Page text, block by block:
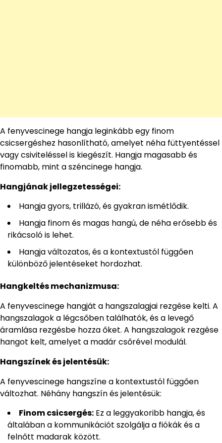
A fenyvescinege hangja leginkább egy finom
csicsergéshez hasonlítható, amelyet néha füttyentéssel
vagy csiviteléssel is kiegészít. Hangja magasabb és
finomabb, mint a széncinege hangja.
Hangjának jellegzetességei:
Hangja gyors, trillázó, és gyakran ismétlődik.
Hangja finom és magas hangú, de néha erősebb és
rikácsoló is lehet.
Hangja változatos, és a kontextustól függően
különböző jelentéseket hordozhat.
Hangkeltés mechanizmusa:
A fenyvescinege hangját a hangszalagjai rezgése kelti. A
hangszalagok a légcsőben találhatók, és a levegő
áramlása rezgésbe hozza őket. A hangszalagok rezgése
hangot kelt, amelyet a madár csőrével modulál.
Hangszínek és jelentésük:
A fenyvescinege hangszíne a kontextustól függően
változhat. Néhány hangszín és jelentésük:
Finom csicsergés: Ez a leggyakoribb hangja, és
általában a kommunikációt szolgálja a fiókák és a
felnőtt madarak között.